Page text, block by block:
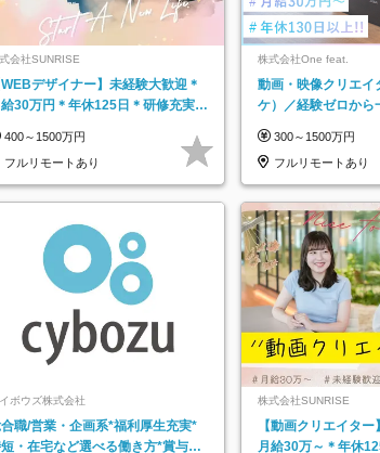
会社SUNRISE
WEBデザイナー】未経験大歓迎＊
給30万円＊年休125日＊研修充実＊
400～1500万円
フルリモートあり
株式会社One feat.
動画・映像クリエイ
ケ）／経験ゼロから
日以上
300～1500万円
フルリモートあり
ボウズ株式会社
職/営業・企画系*福利厚生充実*
・在宅など選べる働き方*賞与年
株式会社SUNRISE
【動画クリエイター
月給30万～＊年休